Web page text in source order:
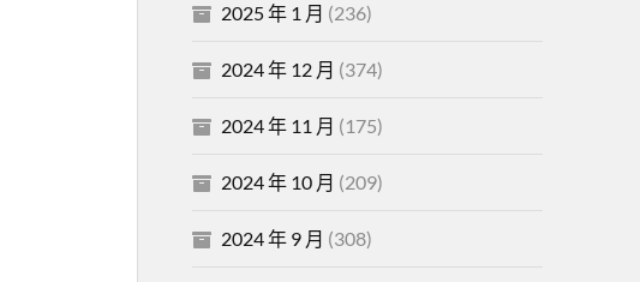
2025 年 1 月 (236)
2024 年 12 月 (374)
2024 年 11 月 (175)
2024 年 10 月 (209)
2024 年 9 月 (308)